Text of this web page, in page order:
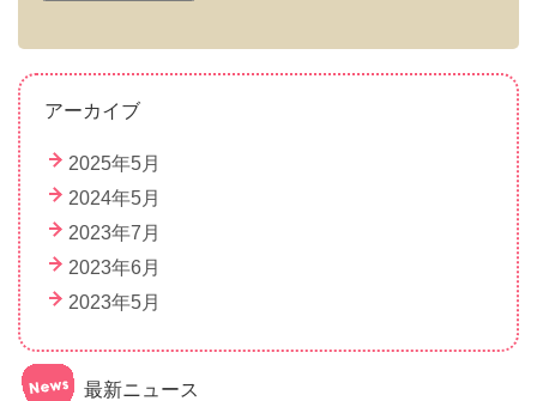
アーカイブ
2025年5月
2024年5月
2023年7月
2023年6月
2023年5月
最新ニュース